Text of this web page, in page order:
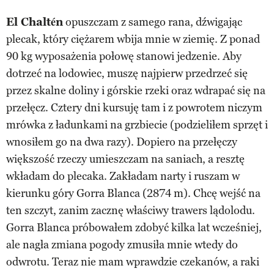
El Chalténopuszczam z samego rana, dźwigając
plecak, który ciężarem wbija mnie w ziemię. Z ponad
90 kg wyposażenia połowę stanowi jedzenie. Aby
dotrzeć na lodowiec, muszę najpierw przedrzeć się
przez skalne doliny i górskie rzeki oraz wdrapać się na
przełęcz. Cztery dni kursuję tam i z powrotem niczym
mrówka z ładunkami na grzbiecie (podzieliłem sprzęt i
wnosiłem go na dwa razy). Dopiero na przełęczy
większość rzeczy umieszczam na saniach, a resztę
wkładam do plecaka. Zakładam narty i ruszam w
kierunku góry Gorra Blanca (2874 m). Chcę wejść na
ten szczyt, zanim zacznę właściwy trawers lądolodu.
Gorra Blanca próbowałem zdobyć kilka lat wcześniej,
ale nagła zmiana pogody zmusiła mnie wtedy do
odwrotu. Teraz nie mam wprawdzie czekanów, a raki